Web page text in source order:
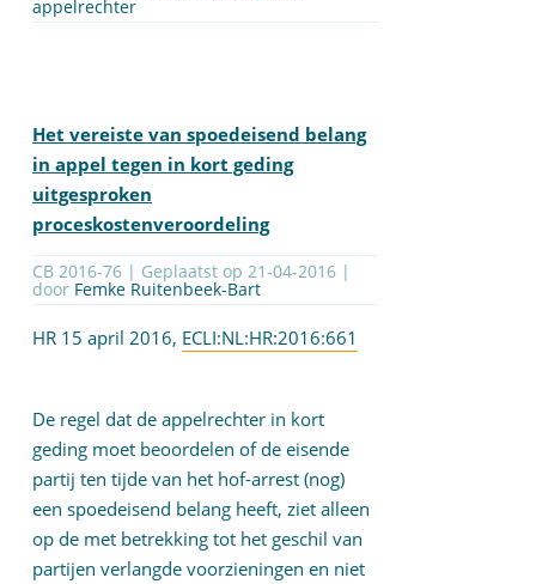
appelrechter
Het vereiste van spoedeisend belang
in appel tegen in kort geding
uitgesproken
proceskostenveroordeling
CB 2016-76 | Geplaatst op 21-04-2016 |
door Femke Ruitenbeek-Bart
HR 15 april 2016, ECLI:NL:HR:2016:661
De regel dat de appelrechter in kort
geding moet beoordelen of de eisende
partij ten tijde van het hof-arrest (nog)
een spoedeisend belang heeft, ziet alleen
op de met betrekking tot het geschil van
partijen verlangde voorzieningen en niet